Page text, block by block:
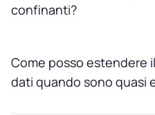
confinanti?
Come posso estendere
dati quando sono quasi